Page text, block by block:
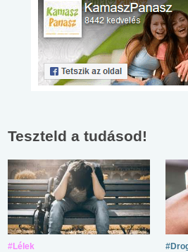
Teszteld a tudásod!
#Lélek